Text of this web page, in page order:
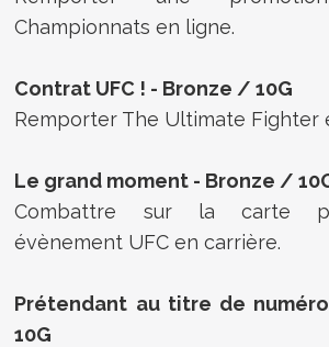
Championnats en ligne.
Contrat UFC ! - Bronze / 10G
Remporter The Ultimate Fighter
Le grand moment - Bronze /
Combattre sur la carte
évènement UFC en carrière.
Prétendant au titre de
10G